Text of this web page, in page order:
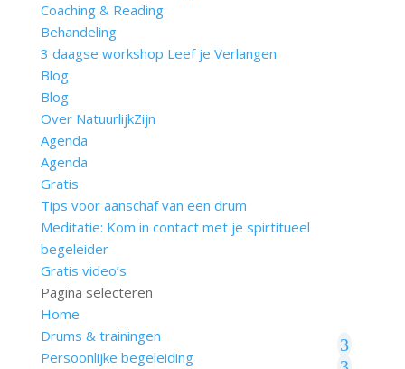
Coaching & Reading
Behandeling
3 daagse workshop Leef je Verlangen
Blog
Blog
Over NatuurlijkZijn
Agenda
Agenda
Gratis
Tips voor aanschaf van een drum
Meditatie: Kom in contact met je spirtitueel
begeleider
Gratis video’s
Pagina selecteren
Home
Drums & trainingen
Persoonlijke begeleiding